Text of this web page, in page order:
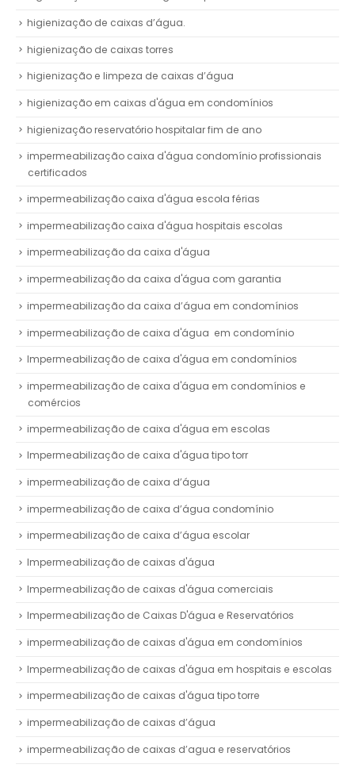
higienização de caixas d’água.
higienização de caixas torres
higienização e limpeza de caixas d’água
higienização em caixas d'água em condomínios
higienização reservatório hospitalar fim de ano
impermeabilização caixa d'água condomínio profissionais
certificados
impermeabilização caixa d'água escola férias
impermeabilização caixa d'água hospitais escolas
impermeabilização da caixa d'água
impermeabilização da caixa d'água com garantia
impermeabilização da caixa d’água em condomínios
impermeabilização de caixa d'água em condomínio
Impermeabilização de caixa d'água em condomínios
impermeabilização de caixa d'água em condomínios e
comércios
impermeabilização de caixa d'água em escolas
Impermeabilização de caixa d'água tipo torr
impermeabilização de caixa d’água
impermeabilização de caixa d’água condomínio
impermeabilização de caixa d’água escolar
Impermeabilização de caixas d'água
Impermeabilização de caixas d'água comerciais
Impermeabilização de Caixas D'água e Reservatórios
impermeabilização de caixas d'água em condomínios
Impermeabilização de caixas d'água em hospitais e escolas
impermeabilização de caixas d'água tipo torre
impermeabilização de caixas d’água
impermeabilização de caixas d’agua e reservatórios